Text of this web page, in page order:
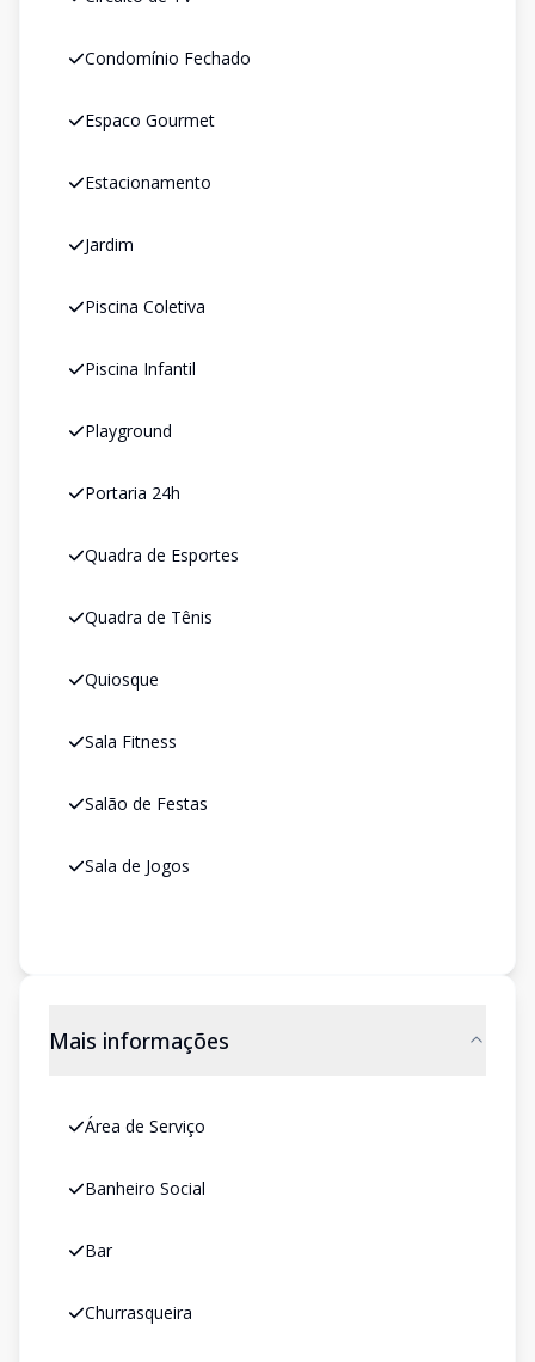
Condomínio Fechado
Espaco Gourmet
Estacionamento
Jardim
Piscina Coletiva
Piscina Infantil
Playground
Portaria 24h
Quadra de Esportes
Quadra de Tênis
Quiosque
Sala Fitness
Salão de Festas
Sala de Jogos
Mais informações
Área de Serviço
Banheiro Social
Bar
Churrasqueira